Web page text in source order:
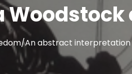
An abstract